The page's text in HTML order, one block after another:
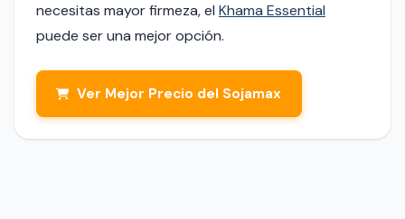
necesitas mayor firmeza, el Khama Essential
puede ser una mejor opción.
Ver Mejor Precio del Sojamax